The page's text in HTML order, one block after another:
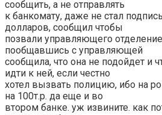
сообщить, а не отправлять
к банкомату, даже не стал
долларов, сообщил чтобы
позвали управляющего
пообщавшись с управляющей
сообщила, что она не подойдет и
идти к ней, если честно
хотел вызвать полицию, ибо на
на 100т.р. да еще и во
втором банке. уж извините. как